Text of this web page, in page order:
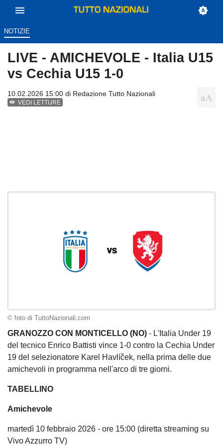
NOTIZIE
LIVE - AMICHEVOLE - Italia U15
vs Cechia U15 1-0
10.02.2026 15:00 di Redazione Tutto Nazionali
VEDI LETTURE
© foto di TuttoNazionali.com
GRANOZZO CON MONTICELLO (NO) - L'Italia Under 19
del tecnico Enrico Battisti vince 1-0 contro la Cechia Under
19 del selezionatore Karel Havlíček, nella prima delle due
amichevoli in programma nell'arco di tre giorni.
TABELLINO
Amichevole
martedì 10 febbraio 2026 - ore 15:00 (diretta streaming su
Vivo Azzurro TV)